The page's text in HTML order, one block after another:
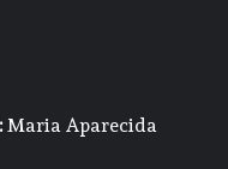
Maria Aparecida